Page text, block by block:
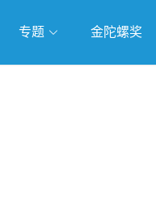
专题 金陀螺奖